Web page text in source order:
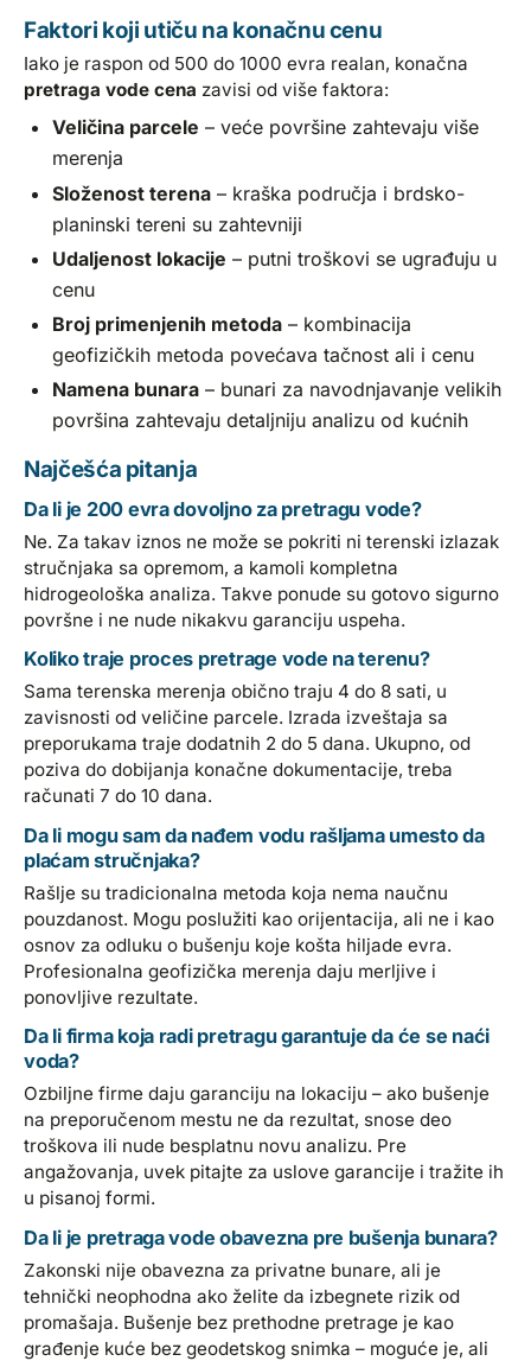
Faktori koji utiču na konačnu cenu
Iako je raspon od 500 do 1000 evra realan, konačna
pretraga vode cena zavisi od više faktora:
Veličina parcele – veće površine zahtevaju više
merenja
Složenost terena– kraška područja i brdsko-
planinski tereni su zahtevniji
Udaljenost lokacije – putni troškovi se ugrađuju u
cenu
Broj primenjenih metoda– kombinacija
geofizičkih metoda povećava tačnost ali i cenu
Namena bunara– bunari za navodnjavanje velikih
površina zahtevaju detaljniju analizu od kućnih
Najčešća pitanja
Da li je 200 evra dovoljno za pretragu vode?
Ne. Za takav iznos ne može se pokriti ni terenski izlazak
stručnjaka sa opremom, a kamoli kompletna
hidrogeološka analiza. Takve ponude su gotovo sigurno
površne i ne nude nikakvu garanciju uspeha.
Koliko traje proces pretrage vode na terenu?
Sama terenska merenja obično traju 4 do 8 sati, u
zavisnosti od veličine parcele. Izrada izveštaja sa
preporukama traje dodatnih 2 do 5 dana. Ukupno, od
poziva do dobijanja konačne dokumentacije, treba
računati 7 do 10 dana.
Da li mogu sam da nađem vodu rašljama umesto da
plaćam stručnjaka?
Rašlje su tradicionalna metoda koja nema naučnu
pouzdanost. Mogu poslužiti kao orijentacija, ali ne i kao
osnov za odluku o bušenju koje košta hiljade evra.
Profesionalna geofizička merenja daju merljive i
ponovljive rezultate.
Da li firma koja radi pretragu garantuje da će se naći
voda?
Ozbiljne firme daju garanciju na lokaciju – ako bušenje
na preporučenom mestu ne da rezultat, snose deo
troškova ili nude besplatnu novu analizu. Pre
angažovanja, uvek pitajte za uslove garancije i tražite ih
u pisanoj formi.
Da li je pretraga vode obavezna pre bušenja bunara?
Zakonski nije obavezna za privatne bunare, ali je
tehnički neophodna ako želite da izbegnete rizik od
promašaja. Bušenje bez prethodne pretrage je kao
građenje kuće bez geodetskog snimka – moguće je, ali